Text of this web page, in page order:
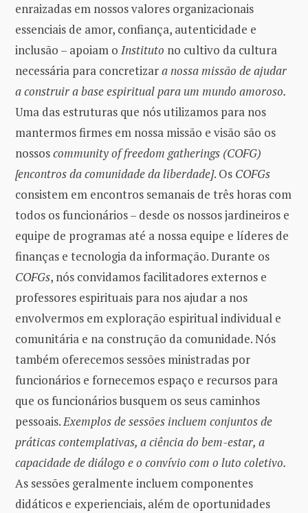
enraizadas em nossos valores organizacionais
essenciais de amor, confiança, autenticidade e
inclusão – apoiam o Instituto no cultivo da cultura
necessária para concretizara nossa missão de ajudar
a construir a base espiritual para um mundo amoroso.
Uma das estruturas que nós utilizamos para nos
mantermos firmes em nossa missão e visão são os
nossoscommunity of freedom gatherings (COFG)
[encontros da comunidade da liberdade]. Os COFGs
consistem em encontros semanais de três horas com
todos os funcionários – desde os nossos jardineiros e
equipe de programas até a nossa equipe e líderes de
finanças e tecnologia da informação. Durante os
COFGs, nós convidamos facilitadores externos e
professores espirituais para nos ajudar a nos
envolvermos em exploração espiritual individual e
comunitária e na construção da comunidade. Nós
também oferecemos sessões ministradas por
funcionários e fornecemos espaço e recursos para
que os funcionários busquem os seus caminhos
pessoais.Exemplos de sessões incluem conjuntos de
práticas contemplativas, a ciência do bem-estar, a
capacidade de diálogo e o convívio com o luto coletivo.
As sessões geralmente incluem componentes
didáticos e experienciais, além de oportunidades